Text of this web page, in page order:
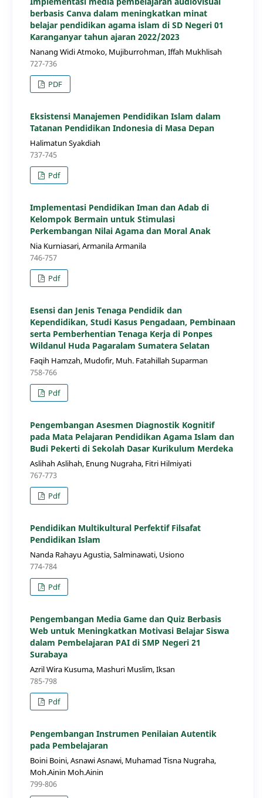
berbasis Canva dalam meningkatkan minat
belajar pendidikan agama islam di SD Negeri 01
Karanganyar tahun ajaran 2022/2023
Nanang Widi Atmoko, Mujiburrohman, Iffah Mukhlisah
727-736
PDF
Eksistensi Manajemen Pendidikan Islam dalam
Tatanan Pendidikan Indonesia di Masa Depan
Halimatun Syakdiah
737-745
Pdf
Implementasi Pendidikan Iman dan Adab di
Kelompok Bermain untuk Stimulasi
Perkembangan Nilai Agama dan Moral Anak
Nia Kurniasari, Armanila Armanila
746-757
Pdf
Esensi dan Jenis Tenaga Pendidik dan
Kependidikan, Studi Kasus Pengadaan, Pembinaan
serta Pemberhentian Tenaga Kerja di Ponpes
Wildanul Huda Pagaralam Sumatera Selatan
Faqih Hamzah, Mudofir, Muh. Fatahillah Suparman
758-766
Pdf
Pengembangan Asesmen Diagnostik Kognitif
pada Mata Pelajaran Pendidikan Agama Islam dan
Budi Pekerti di Sekolah Dasar Kurikulum Merdeka
Aslihah Aslihah, Enung Nugraha, Fitri Hilmiyati
767-773
Pdf
Pendidikan Multikultural Perfektif Filsafat
Pendidikan Islam
Nanda Rahayu Agustia, Salminawati, Usiono
774-784
Pdf
Pengembangan Media Game dan Quiz Berbasis
Web untuk Meningkatkan Motivasi Belajar Siswa
dalam Pembelajaran PAI di SMP Negeri 21
Surabaya
Azril Wira Kusuma, Mashuri Muslim, Iksan
785-798
Pdf
Pengembangan Instrumen Penilaian Autentik
pada Pembelajaran
Boini Boini, Asnawi Asnawi, Muhamad Tisna Nugraha,
Moh.Ainin Moh.Ainin
799-806